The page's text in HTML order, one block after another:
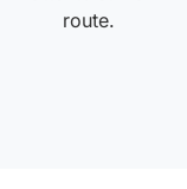
route.